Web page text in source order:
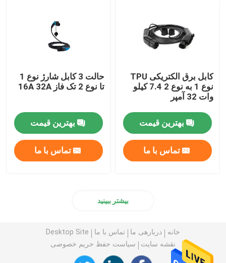
کابل برق الکتریکی TPU
نوع 1 به نوع 2 7.4 کیلو
وات 32 آمپر
بهترین قیمت
تماس با ما
حالت 3 کابل شارژ نوع 1
تا نوع 2 تک فاز 16A 32A
بهترین قیمت
تماس با ما
بیشتر ببینید
خانه دربارهی ما تماس با ما
Desktop Site
نقشه سایت
سیاست حفظ حریم خصوصی